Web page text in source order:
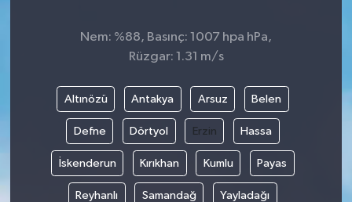
Nem: %88, Basınç: 1007 hpa hPa,
Rüzgar: 1.31 m/s
Altınözü Antakya Arsuz Belen
Defne Dörtyol Erzin Hassa
İskenderun Kırıkhan Kumlu Payas
Reyhanlı Samandağ Yayladağı